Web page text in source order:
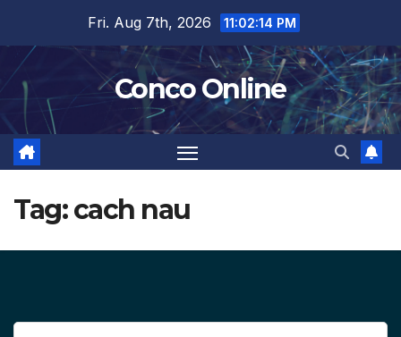
content
Fri. Aug 7th, 2026 11:02:15 PM
Conco Online
Tag:cach nau